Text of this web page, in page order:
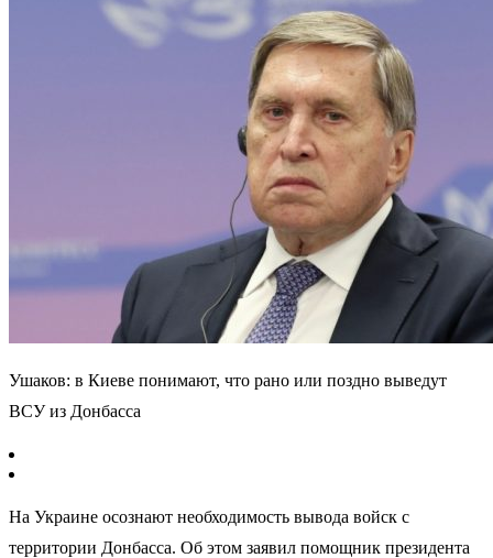
Ушаков: в Киеве понимают, что рано или поздно выведут
ВСУ из Донбасса
На Украине осознают необходимость вывода войск с
территории Донбасса. Об этом заявил помощник президента